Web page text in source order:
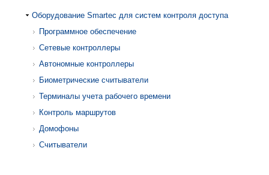
Оборудование Smartec для систем контроля доступа
Программное обеспечение
Сетевые контроллеры
Автономные контроллеры
Биометрические считыватели
Терминалы учета рабочего времени
Контроль маршрутов
Домофоны
Считыватели